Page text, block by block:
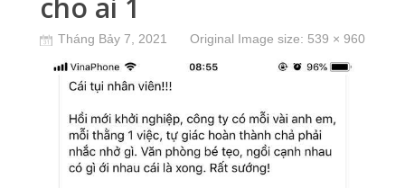
cho ai 1
Tháng Bảy 7, 2021 Original Image size: 539 × 960